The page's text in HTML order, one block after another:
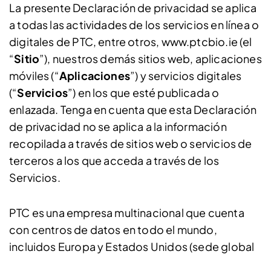
La presente Declaración de privacidad se aplica
a todas las actividades de los servicios en línea o
digitales de PTC, entre otros, www.ptcbio.ie (el
“Sitio”), nuestros demás sitios web, aplicaciones
móviles (“Aplicaciones”) y servicios digitales
(“Servicios”) en los que esté publicada o
enlazada. Tenga en cuenta que esta Declaración
de privacidad no se aplica a la información
recopilada a través de sitios web o servicios de
terceros a los que acceda a través de los
Servicios.
PTC es una empresa multinacional que cuenta
con centros de datos en todo el mundo,
incluidos Europa y Estados Unidos (sede global